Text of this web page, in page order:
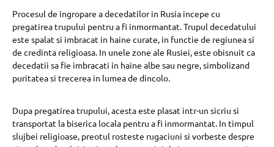
Procesul de ingropare a decedatilor in Rusia incepe cu
pregatirea trupului pentru a fi inmormantat. Trupul decedatului
este spalat si imbracat in haine curate, in functie de regiunea si
de credinta religioasa. In unele zone ale Rusiei, este obisnuit ca
decedatii sa fie imbracati in haine albe sau negre, simbolizand
puritatea si trecerea in lumea de dincolo.
Dupa pregatirea trupului, acesta este plasat intr-un sicriu si
transportat la biserica locala pentru a fi inmormantat. In timpul
slujbei religioase, preotul rosteste rugaciuni si vorbeste despre